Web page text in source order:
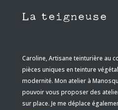
La teigneuse
Caroline, Artisane teinturière au
pièces uniques en teinture
modernité. Mon atelier à
pouvoir vous proposer des
sur place. Je me déplace